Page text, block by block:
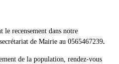
recensement dans notre
de Mairie au 0565467239.
de la population, rendez-vous